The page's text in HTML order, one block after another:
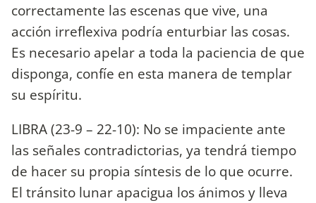
correctamente las escenas que vive, una
acción irreflexiva podría enturbiar las cosas.
Es necesario apelar a toda la paciencia de que
disponga, confíe en esta manera de templar
su espíritu.
LIBRA (23-9 – 22-10): No se impaciente ante
las señales contradictorias, ya tendrá tiempo
de hacer su propia síntesis de lo que ocurre.
El tránsito lunar apacigua los ánimos y lleva